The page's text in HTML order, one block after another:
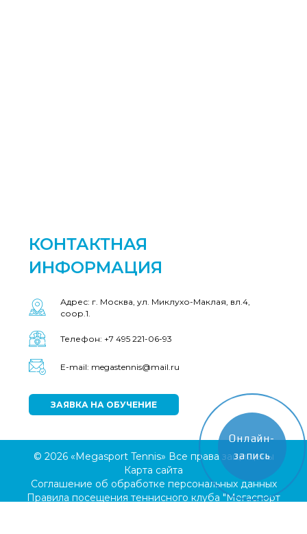
КОНТАКТНАЯ
ИНФОРМАЦИЯ
Адрес: г. Москва, ул. Миклухо-Маклая, вл.4,
соор.1.
Телефон: +7 495 221-06-93
E-mail: megastennis@mail.ru
ЗАЯВКА НА ОБУЧЕНИЕ
© 2026 «Megasport Tennis» Все права защищены
Карта сайта
Соглашение об обработке персональных данных
Правила посещения теннисного клуба "Мегаспорт
Онлайн-
запись